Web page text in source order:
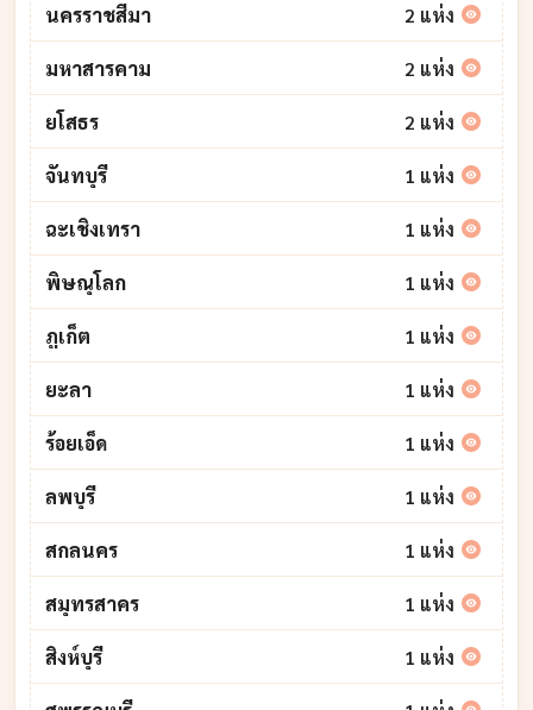
นครราชสีมา 2 แห่ง
มหาสารคาม 2 แห่ง
ยโสธร 2 แห่ง
จันทบุรี 1 แห่ง
ฉะเชิงเทรา 1 แห่ง
พิษณุโลก 1 แห่ง
ภูเก็ต 1 แห่ง
ยะลา 1 แห่ง
ร้อยเอ็ด 1 แห่ง
ลพบุรี 1 แห่ง
สกลนคร 1 แห่ง
สมุทรสาคร 1 แห่ง
สิงห์บุรี 1 แห่ง